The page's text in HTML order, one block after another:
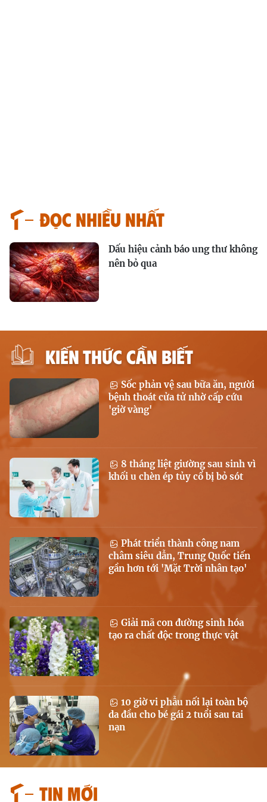
Đọc nhiều nhất
Dấu hiệu cảnh báo ung thư không
nên bỏ qua
KIẾN THỨC CẦN BIẾT
Sốc phản vệ sau bữa ăn, người
bệnh thoát cửa tử nhờ cấp cứu
'giờ vàng'
8 tháng liệt giường sau sinh vì
khối u chèn ép tủy cổ bị bỏ sót
Phát triển thành công nam
châm siêu dẫn, Trung Quốc tiến
gần hơn tới 'Mặt Trời nhân tạo'
Giải mã con đường sinh hóa
tạo ra chất độc trong thực vật
10 giờ vi phẫu nối lại toàn bộ
da đầu cho bé gái 2 tuổi sau tai
nạn
Tin mới